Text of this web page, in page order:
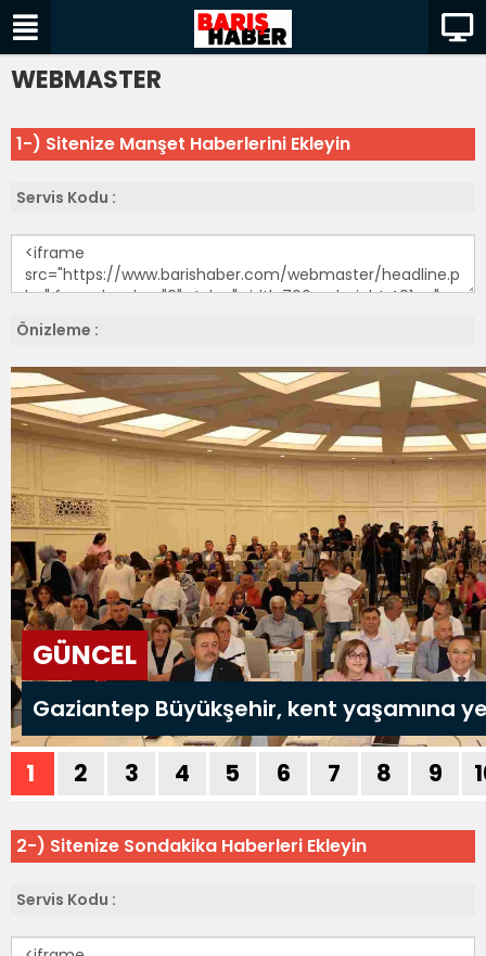
WEBMASTER
1-) Sitenize Manşet Haberlerini Ekleyin
Servis Kodu :
Önizleme :
2-) Sitenize Sondakika Haberleri Ekleyin
Servis Kodu :